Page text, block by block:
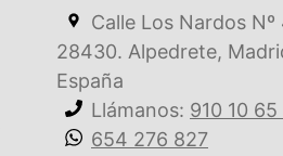
Calle Los Nardos Nº
28430. Alpedrete,
España
Llámanos: 910 10 65
654 276 827